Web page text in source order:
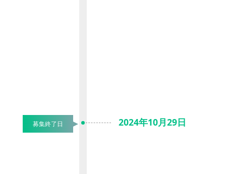
募集終了日 2024年10月29日